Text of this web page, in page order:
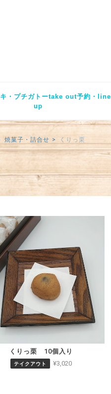
・プチガトーtake out予約・line
up
焼菓子・詰合せ くりっ栗
くりっ栗 10個入り
テイクアウト ¥3,020